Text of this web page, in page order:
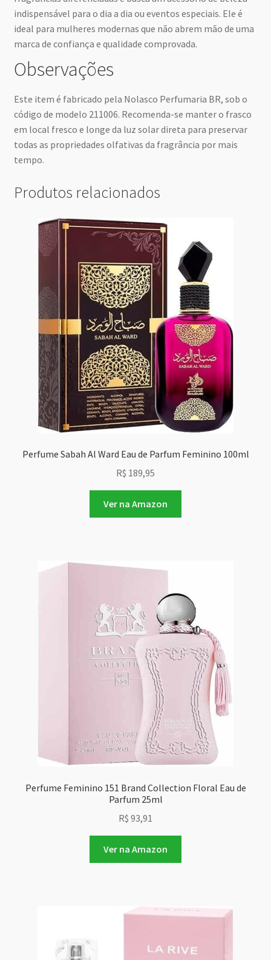
indispensável para o dia a dia ou eventos especiais. Ele é
ideal para mulheres modernas que não abrem mão de uma
marca de confiança e qualidade comprovada.
Observações
Este item é fabricado pela Nolasco Perfumaria BR, sob o
código de modelo 211006. Recomenda-se manter o frasco
em local fresco e longe da luz solar direta para preservar
todas as propriedades olfativas da fragrância por mais
tempo.
Produtos relacionados
Perfume Sabah Al Ward Eau de Parfum Feminino 100ml
R$ 189,95
Ver na Amazon
Perfume Feminino 151 Brand Collection Floral Eau de
Parfum 25ml
R$ 93,91
Ver na Amazon